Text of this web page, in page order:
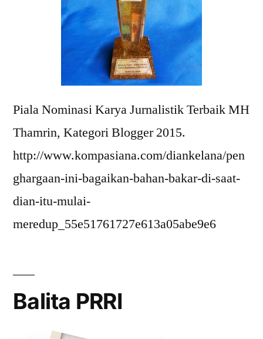
Piala Nominasi Karya Jurnalistik Terbaik MH
Thamrin, Kategori Blogger 2015.
http://www.kompasiana.com/diankelana/pen
ghargaan-ini-bagaikan-bahan-bakar-di-saat-
dian-itu-mulai-
meredup_55e51761727e613a05abe9e6
Balita PRRI